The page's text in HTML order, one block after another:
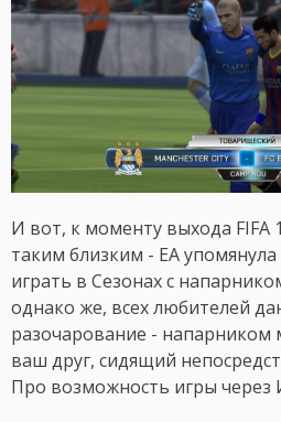
И вот, к моменту выхода FIFA
таким близким - ЕА
играть в Сезонах с
однако же, всех любителей
разочарование - напарником
ваш друг, сидящий
Про возможность игры через